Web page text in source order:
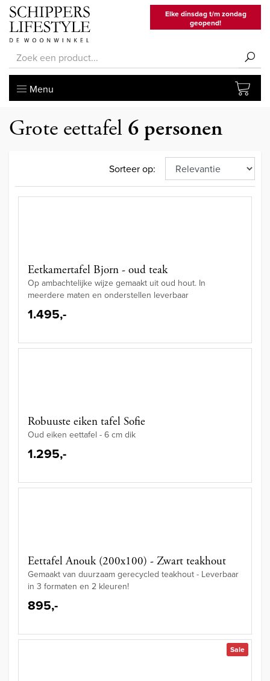
Elke dinsdag t/m zondag
geopend!
Menu
Grote eettafel 6 personen
Sorteer op:
Eetkamertafel Bjorn - oud teak
Op ambachtelijke wijze gemaakt uit oud hout. In
meerdere maten en onderstellen leverbaar
1.495,-
Robuuste eiken tafel Sofie
Oud eiken eettafel - 6 cm dik
1.295,-
Eettafel Anouk (200x100) - Zwart teakhout
Gemaakt van duurzaam gerecycled teakhout - Leverbaar
in 3 formaten en 2 kleuren!
895,-
Sale